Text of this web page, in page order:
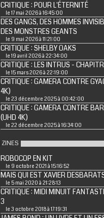
CRITIQUE : POUR L'ÉTERNITÉ
le 17 mai 2026 à 16:45:00
DES GANGS, DES HOMMES
DES MONSTRES GEANTS
le 9 mai 2026 à 11:21:00
CRITIQUE : SHELBY OAKS
le 19 avril 2026 à 22:34:00
CRITIQUE : LES INTRUS -
le 15 mars 2026 à 22:19:00
CRITIQUE : GAMERA CONTRE
4K)
le 23 décembre 2025 à 00:42:00
CRITIQUE : GAMERA CONTRE
(UHD 4K)
le 22 décembre 2025 à 16:34:00
ZINES
ROBOCOP EN KIT
le 9 octobre 2021 à 15:16:52
MAIS QUI EST XAVIER
le 5 mai 2020 à 21:28:13
CRITIQUE : MIDI MINUIT
3
le 3 octobre 2018 à 17:19:31